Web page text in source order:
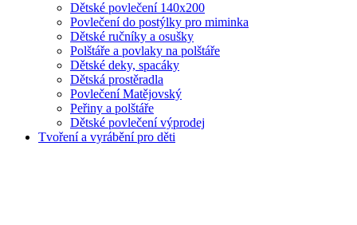
Dětské povlečení 140x200
Povlečení do postýlky pro miminka
Dětské ručníky a osušky
Polštáře a povlaky na polštáře
Dětské deky, spacáky
Dětská prostěradla
Povlečení Matějovský
Peřiny a polštáře
Dětské povlečení výprodej
Tvoření a vyrábění pro děti